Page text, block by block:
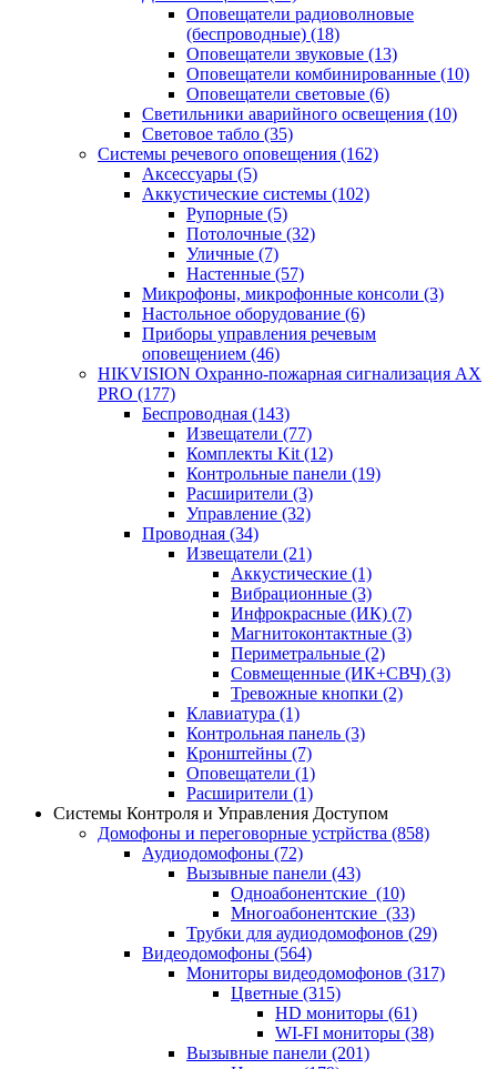
Оповещатели радиоволновые
(беспроводные) (18)
Оповещатели звуковые (13)
Оповещатели комбинированные (10)
Оповещатели световые (6)
Светильники аварийного освещения (10)
Световое табло (35)
Системы речевого оповещения (162)
Аксессуары (5)
Аккустические системы (102)
Рупорные (5)
Потолочные (32)
Уличные (7)
Настенные (57)
Микрофоны, микрофонные консоли (3)
Настольное оборудование (6)
Приборы управления речевым
оповещением (46)
HIKVISION Охранно-пожарная сигнализация AX
PRO (177)
Беспроводная (143)
Извещатели (77)
Комплекты Kit (12)
Контрольные панели (19)
Расширители (3)
Управление (32)
Проводная (34)
Извещатели (21)
Аккустические (1)
Вибрационные (3)
Инфрокрасные (ИК) (7)
Магнитоконтактные (3)
Периметральные (2)
Совмещенные (ИК+СВЧ) (3)
Тревожные кнопки (2)
Клавиатура (1)
Контрольная панель (3)
Кронштейны (7)
Оповещатели (1)
Расширители (1)
Системы Контроля и Управления Доступом
Домофоны и переговорные устрйства (858)
Аудиодомофоны (72)
Вызывные панели (43)
Одноабонентские (10)
Многоабонентские (33)
Трубки для аудиодомофонов (29)
Видеодомофоны (564)
Мониторы видеодомофонов (317)
Цветные (315)
HD мониторы (61)
WI-FI мониторы (38)
Вызывные панели (201)